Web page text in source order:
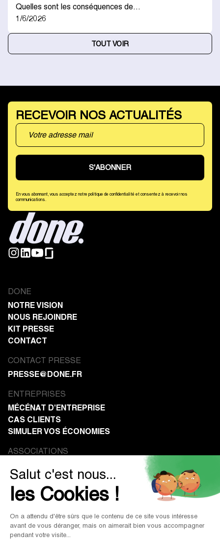
Quelles sont les conséquences de…
1/6/2026
TOUT VOIR
RECEVOIR NOS ACTUALITÉS
En vous abonnant, vous acceptez notre politique de confidentialité et consentez à recevoir nos
communications.
DONE
NOTRE VISION
NOUS REJOINDRE
KIT PRESSE
CONTACT
CONTACT PRESSE
PRESSE@DONE.FR
ENTREPRISES
MÉCÉNAT D'ENTREPRISE
CAS CLIENTS
SIMULER VOS ÉCONOMIES
ASSOCIATIONS
RESSOURCES
BLOG
WEBINAIRES & CONFÉRENCES
PRESSE ET MÉDIAS